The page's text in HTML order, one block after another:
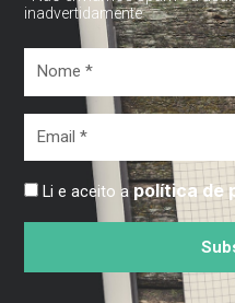
inadvertidamente
Li e aceito apolítica de